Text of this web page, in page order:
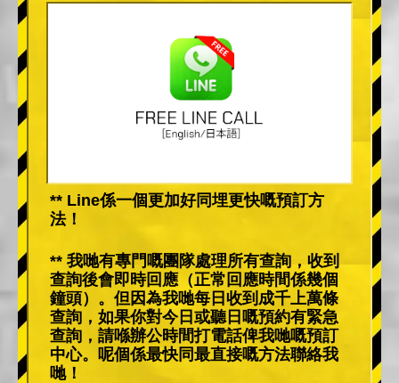
** Line係一個更加好同埋更快嘅預訂方
法！
** 我哋有專門嘅團隊處理所有查詢，收到
查詢後會即時回應（正常回應時間係幾個
鐘頭）。但因為我哋每日收到成千上萬條
查詢，如果你對今日或聽日嘅預約有緊急
查詢，請喺辦公時間打電話俾我哋嘅預訂
中心。呢個係最快同最直接嘅方法聯絡我
哋！